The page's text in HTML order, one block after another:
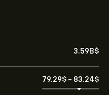
3.59B‎$‎
79.29‎$‎ - 83.24‎$‎